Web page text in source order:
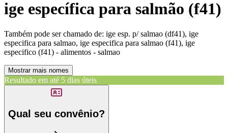
ige específica para salmão (f41)
Também pode ser chamado de: ige esp. p/ salmao (df41), ige
especifica para salmao, ige especifica para salmao (f41), ige
especifico (f41) - alimentos - salmao
Mostrar mais nomes
Resultado em até 5 dias úteis
Qual seu convênio?